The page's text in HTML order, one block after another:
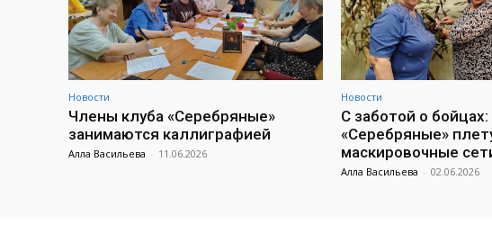
Новости
Члены клуба «Серебряные»
занимаются каллиграфией
Алла Васильева - 11.06.2026
Новости
С заботой о
«Серебряные»
маскировочные
Алла Васильева - 02.06.2026